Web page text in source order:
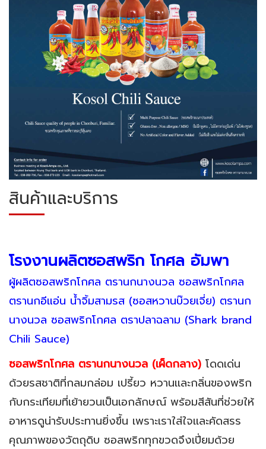
สินค้าและบริการ
โรงงานผลิตซอสพริก โกศล อัมพา
ผู้ผลิตซอสพริกโกศล ตรานกนางนวล ซอสพริกโกศล
ตรานกอีแอ่น น้ำจิ้มสามรส (ซอสหวานบ๊วยเจี่ย) ตรานก
นางนวล ซอสพริกโกศล ตราปลาฉลาม (Shark brand
Chili Sauce)
ซอสพริกโกศล ตรานกนางนวล (เผ็ดกลาง) โดดเด่น
ด้วยรสชาติที่กลมกล่อม เปรี้ยว หวานเเละกลิ่นของพริก
กับกระเทียมที่เย้ายวนเป็นเอกลักษณ์ พร้อมสีสันที่ช่วยให้
อาหารดูน่ารับประทานยิ่งขึ้น เพราะเราใส่ใจเเละคัดสรร
คุณภาพของวัตถุดิบ ซอสพริกทุกขวดจึงเปี่ยมด้วย